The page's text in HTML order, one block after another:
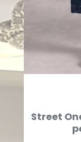
Street